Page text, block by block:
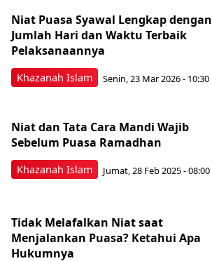
Khazanah Islam
Niat Puasa Syawal Lengkap dengan
Jumlah Hari dan Waktu Terbaik
Pelaksanaannya
Senin, 23 Mar 2026 - 10:30
Khazanah Islam
Niat dan Tata Cara Mandi Wajib
Sebelum Puasa Ramadhan
Jumat, 28 Feb 2025 - 08:00
Tidak Melafalkan Niat saat
Menjalankan Puasa? Ketahui Apa
Hukumnya